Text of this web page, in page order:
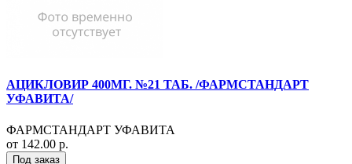
АЦИКЛОВИР 400МГ. №21 ТАБ. /ФАРМСТАНДАРТ
УФАВИТА/
ФАРМСТАНДАРТ УФАВИТА
от 142.00 р.
Под заказ